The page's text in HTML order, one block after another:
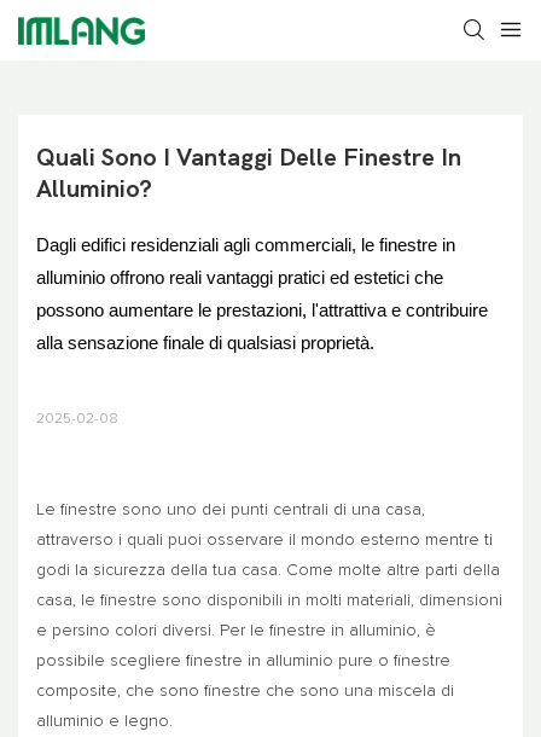
Quali Sono I Vantaggi Delle Finestre In
Alluminio?
Dagli edifici residenziali agli commerciali, le finestre in
alluminio offrono reali vantaggi pratici ed estetici che
possono aumentare le prestazioni, l'attrattiva e contribuire
alla sensazione finale di qualsiasi proprietà.
2025-02-08
Le finestre sono uno dei punti centrali di una casa,
attraverso i quali puoi osservare il mondo esterno mentre ti
godi la sicurezza della tua casa. Come molte altre parti della
casa, le finestre sono disponibili in molti materiali, dimensioni
e persino colori diversi. Per le finestre in alluminio, è
possibile scegliere finestre in alluminio pure o finestre
composite, che sono finestre che sono una miscela di
alluminio e legno.